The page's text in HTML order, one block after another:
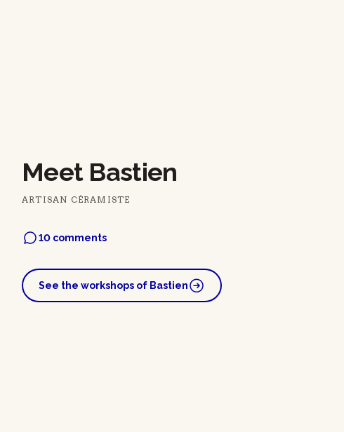
Meet Bastien
ARTISAN CÉRAMISTE
10 comments
See the workshops of Bastien